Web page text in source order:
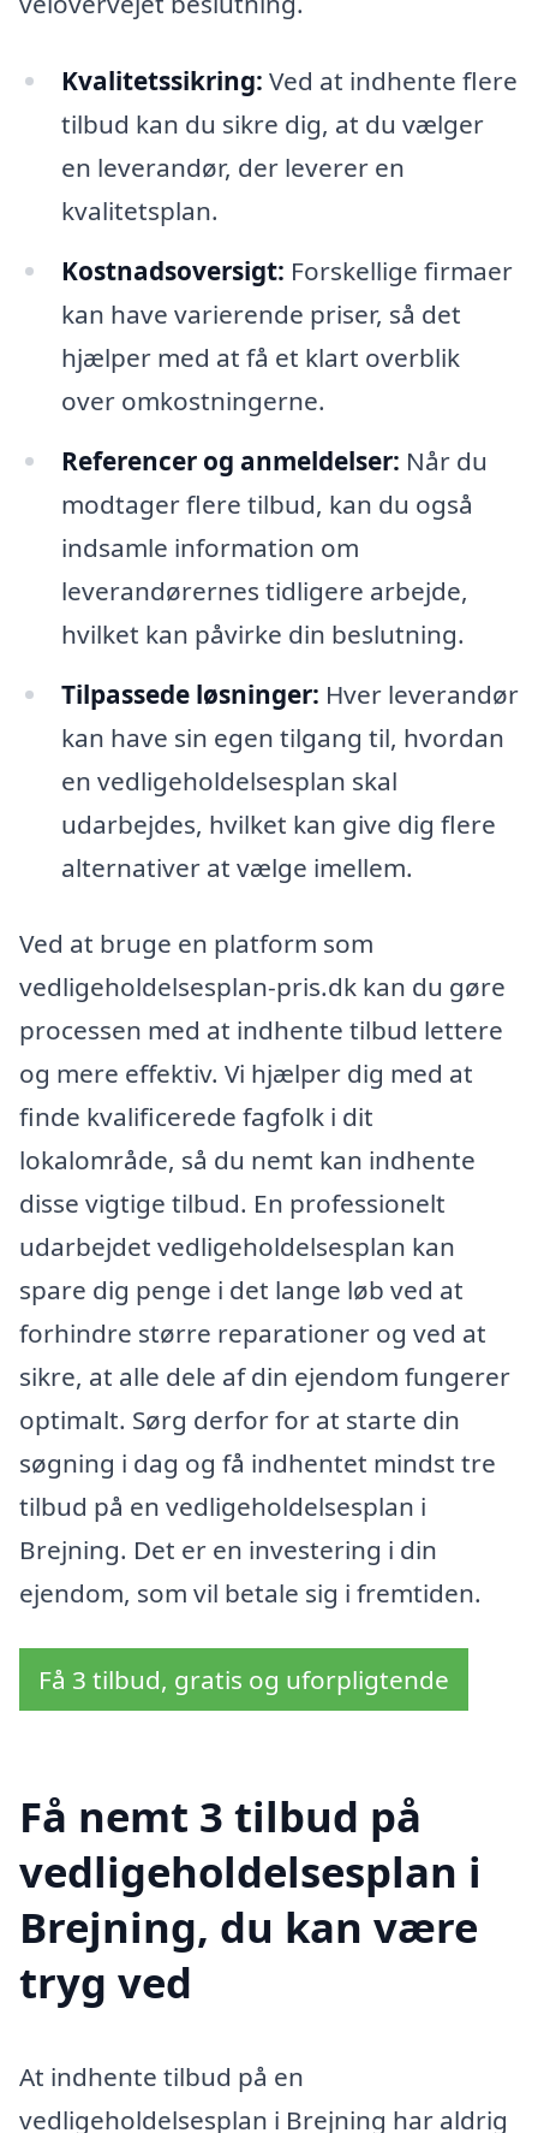
Kvalitetssikring: Ved at indhente flere
tilbud kan du sikre dig, at du vælger
en leverandør, der leverer en
kvalitetsplan.
Kostnadsoversigt: Forskellige firmaer
kan have varierende priser, så det
hjælper med at få et klart overblik
over omkostningerne.
Referencer og anmeldelser: Når du
modtager flere tilbud, kan du også
indsamle information om
leverandørernes tidligere arbejde,
hvilket kan påvirke din beslutning.
Tilpassede løsninger: Hver leverandør
kan have sin egen tilgang til, hvordan
en vedligeholdelsesplan skal
udarbejdes, hvilket kan give dig flere
alternativer at vælge imellem.
Ved at bruge en platform som
vedligeholdelsesplan-pris.dk kan du gøre
processen med at indhente tilbud lettere
og mere effektiv. Vi hjælper dig med at
finde kvalificerede fagfolk i dit
lokalområde, så du nemt kan indhente
disse vigtige tilbud. En professionelt
udarbejdet vedligeholdelsesplan kan
spare dig penge i det lange løb ved at
forhindre større reparationer og ved at
sikre, at alle dele af din ejendom fungerer
optimalt. Sørg derfor for at starte din
søgning i dag og få indhentet mindst tre
tilbud på en vedligeholdelsesplan i
Brejning. Det er en investering i din
ejendom, som vil betale sig i fremtiden.
Få 3 tilbud, gratis og uforpligtende
Få nemt 3 tilbud på
vedligeholdelsesplan i
Brejning, du kan være
tryg ved
At indhente tilbud på en
vedligeholdelsesplan i Brejning har aldrig